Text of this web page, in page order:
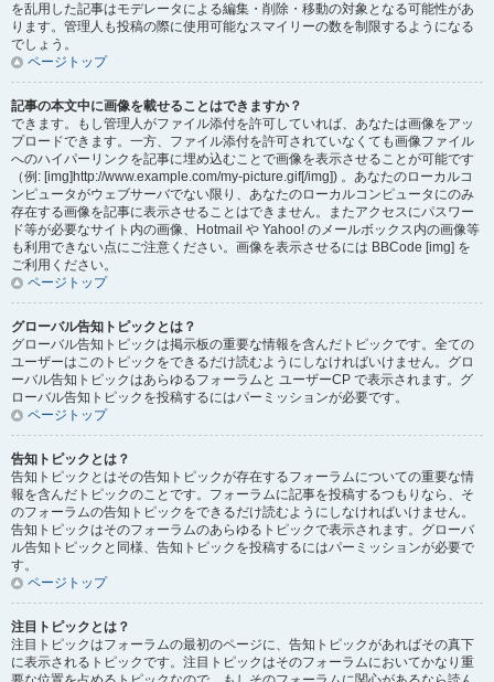
を乱用した記事はモデレータによる編集・削除・移動の対象となる可能性があ
ります。管理人も投稿の際に使用可能なスマイリーの数を制限するようになる
でしょう。
ページトップ
記事の本文中に画像を載せることはできますか？
できます。もし管理人がファイル添付を許可していれば、あなたは画像をアッ
プロードできます。一方、ファイル添付を許可されていなくても画像ファイル
へのハイパーリンクを記事に埋め込むことで画像を表示させることが可能です
（例: [img]http://www.example.com/my-picture.gif[/img]) 。あなたのローカルコ
ンピュータがウェブサーバでない限り、あなたのローカルコンピュータにのみ
存在する画像を記事に表示させることはできません。またアクセスにパスワー
ド等が必要なサイト内の画像、Hotmail や Yahoo! のメールボックス内の画像等
も利用できない点にご注意ください。画像を表示させるには BBCode [img] を
ご利用ください。
ページトップ
グローバル告知トピックとは？
グローバル告知トピックは掲示板の重要な情報を含んだトピックです。全ての
ユーザーはこのトピックをできるだけ読むようにしなければいけません。グロ
ーバル告知トピックはあらゆるフォーラムと ユーザーCP で表示されます。グ
ローバル告知トピックを投稿するにはパーミッションが必要です。
ページトップ
告知トピックとは？
告知トピックとはその告知トピックが存在するフォーラムについての重要な情
報を含んだトピックのことです。フォーラムに記事を投稿するつもりなら、そ
のフォーラムの告知トピックをできるだけ読むようにしなければいけません。
告知トピックはそのフォーラムのあらゆるトピックで表示されます。グローバ
ル告知トピックと同様、告知トピックを投稿するにはパーミッションが必要で
す。
ページトップ
注目トピックとは？
注目トピックはフォーラムの最初のページに、告知トピックがあればその真下
に表示されるトピックです。注目トピックはそのフォーラムにおいてかなり重